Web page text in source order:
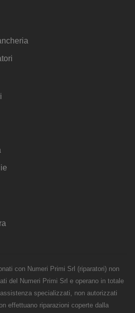
con Numeri Primi Srl (riparatori) non
del Numeri Primi Srl e operano in totale
specializzati, non autorizzati
effettuano riparazioni coperte dalla